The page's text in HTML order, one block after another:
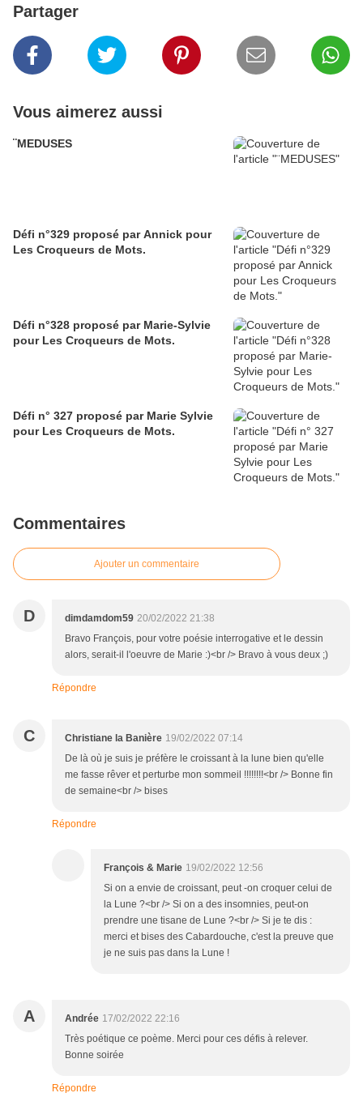
Partager
Vous aimerez aussi
¨MEDUSES
Défi n°329 proposé par Annick pour
Les Croqueurs de Mots.
Défi n°328 proposé par Marie-Sylvie
pour Les Croqueurs de Mots.
Défi n° 327 proposé par Marie Sylvie
pour Les Croqueurs de Mots.
Commentaires
Ajouter un commentaire
D dimdamdom59 20/02/2022 21:38
Bravo François, pour votre poésie interrogative et le dessin
alors, serait-il l'oeuvre de Marie :)<br /> Bravo à vous deux ;)
Répondre
C Christiane la Banière 19/02/2022 07:14
De là où je suis je préfère le croissant à la lune bien qu'elle
me fasse rêver et perturbe mon sommeil !!!!!!!!<br /> Bonne fin
de semaine<br /> bises
Répondre
François & Marie 19/02/2022 12:56
Si on a envie de croissant, peut -on croquer celui de
la Lune ?<br /> Si on a des insomnies, peut-on
prendre une tisane de Lune ?<br /> Si je te dis :
merci et bises des Cabardouche, c'est la preuve que
je ne suis pas dans la Lune !
A Andrée 17/02/2022 22:16
Très poétique ce poème. Merci pour ces défis à relever.
Bonne soirée
Répondre